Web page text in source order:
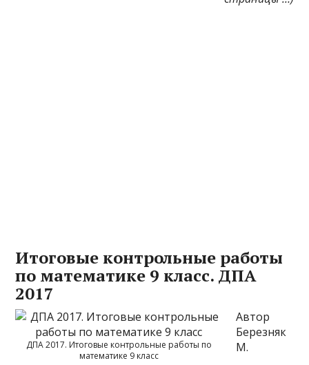
Итоговые контрольные работы
по математике 9 класс. ДПА
2017
ДПА 2017. Итоговые контрольные работы по
математике 9 класс
Автор
Березняк
М.